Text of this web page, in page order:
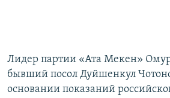
Лидер партии «Ата Мекен»
бывший посол Дуйшенкул
основании показаний